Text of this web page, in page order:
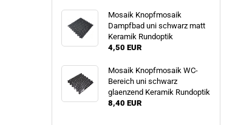
Mosaik Knopfmosaik
Dampfbad uni schwarz matt
Keramik Rundoptik
4,50 EUR
Mosaik Knopfmosaik WC-
Bereich uni schwarz
glaenzend Keramik Rundoptik
8,40 EUR